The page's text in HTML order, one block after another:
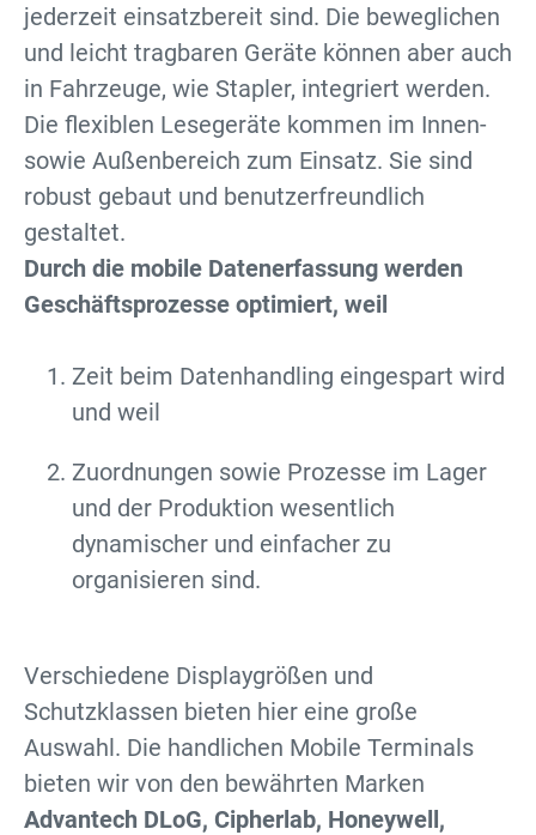
jederzeit einsatzbereit sind. Die beweglichen
und leicht tragbaren Geräte können aber auch
in Fahrzeuge, wie Stapler, integriert werden.
Die flexiblen Lesegeräte kommen im Innen-
sowie Außenbereich zum Einsatz. Sie sind
robust gebaut und benutzerfreundlich
gestaltet.
Durch die mobile Datenerfassung werden
Geschäftsprozesse optimiert, weil
Zeit beim Datenhandling eingespart wird
und weil
Zuordnungen sowie Prozesse im Lager
und der Produktion wesentlich
dynamischer und einfacher zu
organisieren sind.
Verschiedene Displaygrößen und
Schutzklassen bieten hier eine große
Auswahl. Die handlichen Mobile Terminals
bieten wir von den bewährten Marken
Advantech DLoG, Cipherlab, Honeywell,